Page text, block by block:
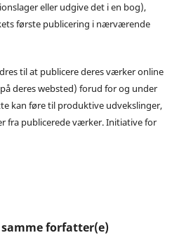
eller udgive det i en bog),
første publicering i nærværende
til at publicere deres værker online
deres websted) forud for og under
kan føre til produktive udvekslinger,
fra publicerede værker. Initiative for
forfatter(e)